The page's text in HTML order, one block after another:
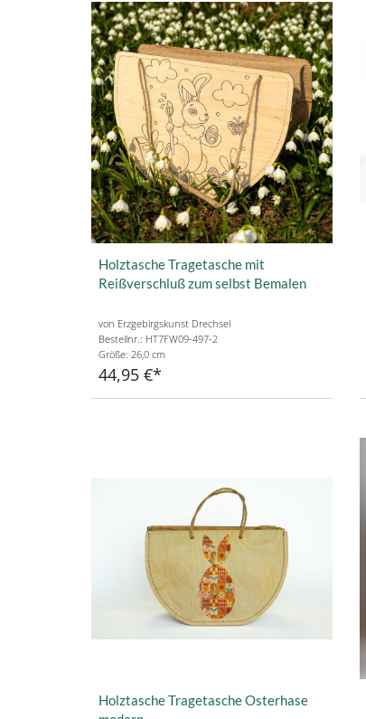
Holztasche Tragetasche mit
Reißverschluß zum selbst Bemalen
von Erzgebirgskunst Drechsel
Bestellnr.: HT7FW09-497-2
Größe: 26,0 cm
44,95 €
Holztasche Tragetasche Osterhase